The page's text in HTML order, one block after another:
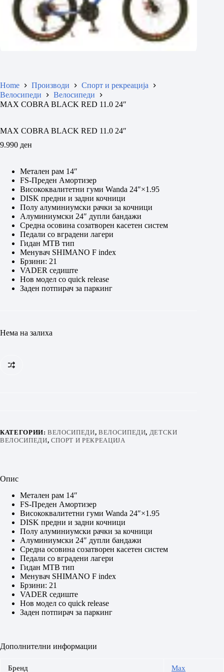
Home Производи
Спорт и рекреација
Велосипеди
Велосипеди
MAX COBRA BLACK RED 11.0 24″
MAX COBRA BLACK RED 11.0 24″
9.990 ден
Метален рам 14″
FS-Преден Амортизер
Висококвалитетни гуми Wanda 24″×1.95
DISK предни и задни кочници
Полу алуминиумски рачки за кочници
Алуминиумски 24″ дупли бандажи
Средна осовина созатворен касетен систем
Педали со вградени лагери
Гидан MTB тип
Менувач SHIMANO F index
Брзини: 21
VADER седиште
Нов модел со quick release
Заден потпирач за паркинг
Нема на залиха
КАТЕГОРИИ:ВЕЛОСИПЕДИ, ВЕЛОСИПЕДИ, ДЕТСКИ
ВЕЛОСИПЕДИ, СПОРТ И РЕКРЕАЦИЈА
Опис
Метален рам 14″
FS-Преден Амортизер
Висококвалитетни гуми Wanda 24″×1.95
DISK предни и задни кочници
Полу алуминиумски рачки за кочници
Алуминиумски 24″ дупли бандажи
Средна осовина созатворен касетен систем
Педали со вградени лагери
Гидан MTB тип
Менувач SHIMANO F index
Брзини: 21
VADER седиште
Нов модел со quick release
Заден потпирач за паркинг
Дополнителни информации
Бренд Max